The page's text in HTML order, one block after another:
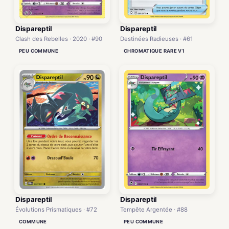
Dispareptil
Clash des Rebelles · 2020 · #90
PEU COMMUNE
Dispareptil
Destinées Radieuses · #61
CHROMATIQUE RARE V1
Dispareptil
Évolutions Prismatiques · #72
COMMUNE
Dispareptil
Tempête Argentée · #88
PEU COMMUNE